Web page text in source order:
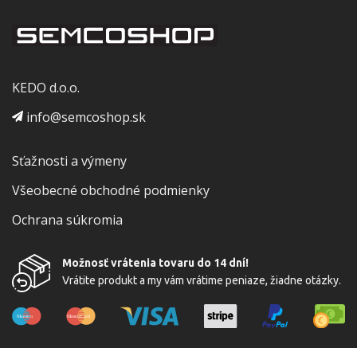
KEDO d.o.o.
info@semcoshop.sk
Sťažnosti a výmeny
Všeobecné obchodné podmienky
Ochrana súkromia
Možnosť vrátenia tovaru do 14 dní!
Vrátite produkt a my vám vrátime peniaze, žiadne otázky.